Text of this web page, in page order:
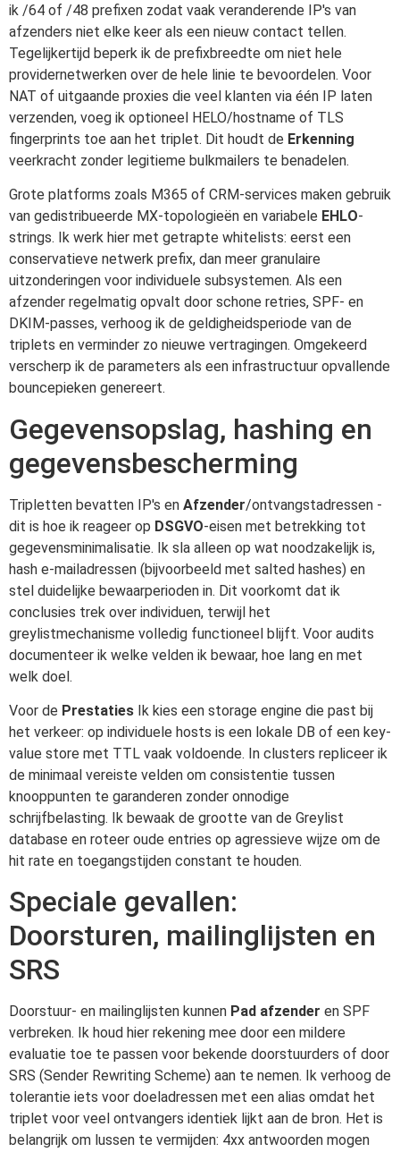
ik /64 of /48 prefixen zodat vaak veranderende IP's van
afzenders niet elke keer als een nieuw contact tellen.
Tegelijkertijd beperk ik de prefixbreedte om niet hele
providernetwerken over de hele linie te bevoordelen. Voor
NAT of uitgaande proxies die veel klanten via één IP laten
verzenden, voeg ik optioneel HELO/hostname of TLS
fingerprints toe aan het triplet. Dit houdt de Erkenning
veerkracht zonder legitieme bulkmailers te benadelen.
Grote platforms zoals M365 of CRM-services maken gebruik
van gedistribueerde MX-topologieën en variabele EHLO-
strings. Ik werk hier met getrapte whitelists: eerst een
conservatieve netwerk prefix, dan meer granulaire
uitzonderingen voor individuele subsystemen. Als een
afzender regelmatig opvalt door schone retries, SPF- en
DKIM-passes, verhoog ik de geldigheidsperiode van de
triplets en verminder zo nieuwe vertragingen. Omgekeerd
verscherp ik de parameters als een infrastructuur opvallende
bouncepieken genereert.
Gegevensopslag, hashing en
gegevensbescherming
Tripletten bevatten IP's en Afzender/ontvangstadressen -
dit is hoe ik reageer op DSGVO-eisen met betrekking tot
gegevensminimalisatie. Ik sla alleen op wat noodzakelijk is,
hash e-mailadressen (bijvoorbeeld met salted hashes) en
stel duidelijke bewaarperioden in. Dit voorkomt dat ik
conclusies trek over individuen, terwijl het
greylistmechanisme volledig functioneel blijft. Voor audits
documenteer ik welke velden ik bewaar, hoe lang en met
welk doel.
Voor de Prestaties Ik kies een storage engine die past bij
het verkeer: op individuele hosts is een lokale DB of een key-
value store met TTL vaak voldoende. In clusters repliceer ik
de minimaal vereiste velden om consistentie tussen
knooppunten te garanderen zonder onnodige
schrijfbelasting. Ik bewaak de grootte van de Greylist
database en roteer oude entries op agressieve wijze om de
hit rate en toegangstijden constant te houden.
Speciale gevallen:
Doorsturen, mailinglijsten en
SRS
Doorstuur- en mailinglijsten kunnen Pad afzender en SPF
verbreken. Ik houd hier rekening mee door een mildere
evaluatie toe te passen voor bekende doorstuurders of door
SRS (Sender Rewriting Scheme) aan te nemen. Ik verhoog de
tolerantie iets voor doeladressen met een alias omdat het
triplet voor veel ontvangers identiek lijkt aan de bron. Het is
belangrijk om lussen te vermijden: 4xx antwoorden mogen